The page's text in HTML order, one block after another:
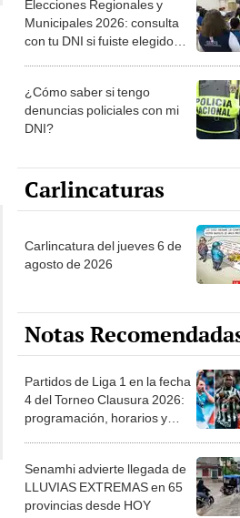
Elecciones Regionales y
Municipales 2026: consulta
con tu DNI si fuiste elegido
la ONPE
¿Cómo saber si tengo
denuncias policiales con mi
DNI?
Carlincaturas
Carlincatura del jueves 6 de
agosto de 2026
Notas
Partidos de Liga 1 en la fecha
4 del Torneo Clausura 2026:
programación, horarios y
Senamhi advierte llegada de
LLUVIAS EXTREMAS en 65
provincias desde HOY